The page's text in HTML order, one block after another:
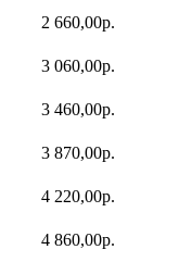
2 660,00р.
3 060,00р.
3 460,00р.
3 870,00р.
4 220,00р.
4 860,00р.